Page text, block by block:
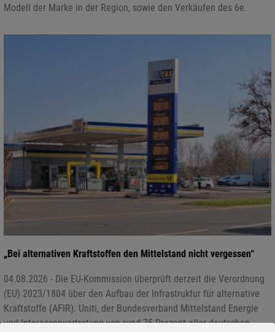
Modell der Marke in der Region, sowie den Verkäufen des 6e.
„Bei alternativen Kraftstoffen den Mittelstand nicht vergessen“
04.08.2026 - Die EU-Kommission überprüft derzeit die Verordnung
(EU) 2023/1804 über den Aufbau der Infrastruktur für alternative
Kraftstoffe (AFIR). Uniti, der Bundesverband Mittelstand Energie
und Interessenvertretung von rund 75 Prozent aller deutschen